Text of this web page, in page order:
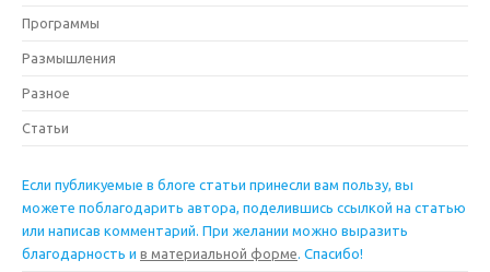
Программы
Размышления
Разное
Статьи
Если публикуемые в блоге статьи принесли вам пользу, вы
можете поблагодарить автора, поделившись ссылкой на статью
или написав комментарий. При желании можно выразить
благодарность и в материальной форме. Спасибо!